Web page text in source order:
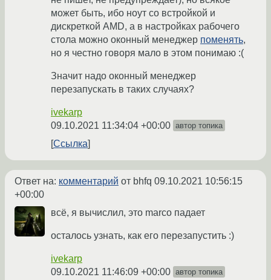
может быть, ибо ноут со встройкой и
дискреткой AMD, а в настройках рабочего
стола можно оконный менеджер поменять,
но я честно говоря мало в этом понимаю :(
Значит надо оконный менеджер
перезапускать в таких случаях?
ivekarp
09.10.2021 11:34:04 +00:00 автор топика
Ссылка
Ответ на: комментарий от bhfq 09.10.2021 10:56:15
+00:00
всё, я вычислил, это marco падает
осталось узнать, как его перезапустить :)
ivekarp
09.10.2021 11:46:09 +00:00 автор топика